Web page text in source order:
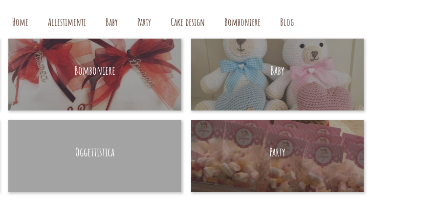
Home Allestimenti Baby Party Cake design Bomboniere Blog
Bomboniere
HAND MADE
Baby
HAND MADE
Oggettistica Party